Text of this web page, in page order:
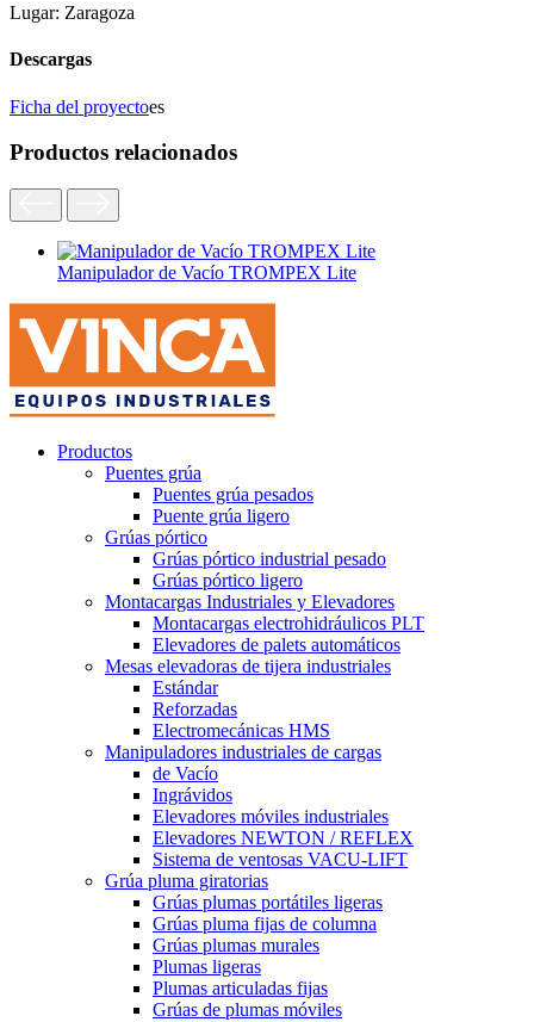
Lugar: Zaragoza
Descargas
Ficha del proyectoes
Productos relacionados
Manipulador de Vacío TROMPEX Lite
Productos
Puentes grúa
Puentes grúa pesados
Puente grúa ligero
Grúas pórtico
Grúas pórtico industrial pesado
Grúas pórtico ligero
Montacargas Industriales y Elevadores
Montacargas electrohidráulicos PLT
Elevadores de palets automáticos
Mesas elevadoras de tijera industriales
Estándar
Reforzadas
Electromecánicas HMS
Manipuladores industriales de cargas
de Vacío
Ingrávidos
Elevadores móviles industriales
Elevadores NEWTON / REFLEX
Sistema de ventosas VACU-LIFT
Grúa pluma giratorias
Grúas plumas portátiles ligeras
Grúas pluma fijas de columna
Grúas plumas murales
Plumas ligeras
Plumas articuladas fijas
Grúas de plumas móviles